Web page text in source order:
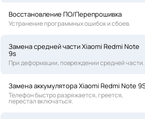
Восстановление ПО/Перепрошивка
Устранение программных ошибок и сбоев.
Замена средней части Xiaomi Redmi Note
9s
При деформации, повреждении средней части.
Замена аккумулятора Xiaomi Redmi Note
Телефон быстро разряжается, греется,
перестал включаться.